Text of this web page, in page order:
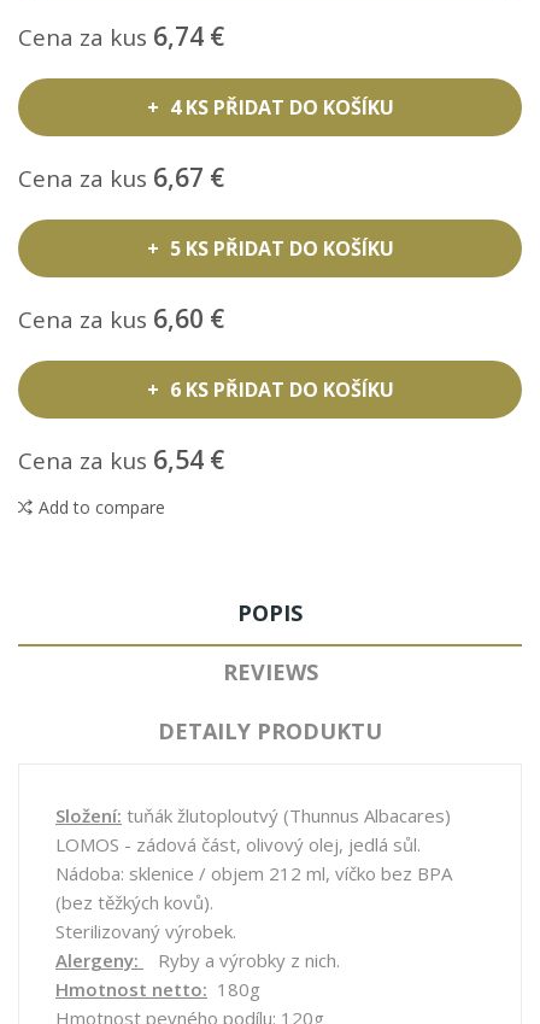
Cena za kus 6,74 €
4 KS PŘIDAT DO KOŠÍKU
Cena za kus 6,67 €
5 KS PŘIDAT DO KOŠÍKU
Cena za kus 6,60 €
6 KS PŘIDAT DO KOŠÍKU
Cena za kus 6,54 €
Add to compare
POPIS
REVIEWS
DETAILY PRODUKTU
Složení: tuňák žlutoploutvý (Thunnus Albacares)
LOMOS - zádová část, olivový olej, jedlá sůl.
Nádoba: sklenice / objem 212 ml, víčko bez BPA
(bez těžkých kovů).
Sterilizovaný výrobek.
Alergeny:
Ryby a výrobky z nich.
Hmotnost netto: 180g
Hmotnost pevného podílu: 120g